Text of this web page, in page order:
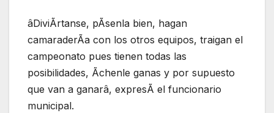
âDiviÃrtanse, pÃsenla bien, hagan
camaraderÃa con los otros equipos, traigan el
campeonato pues tienen todas las
posibilidades, Ãchenle ganas y por supuesto
que van a ganarâ, expresÃ el funcionario
municipal.